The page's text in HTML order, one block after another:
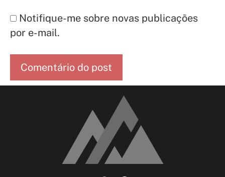
Notifique-me sobre novas publicações
por e-mail.